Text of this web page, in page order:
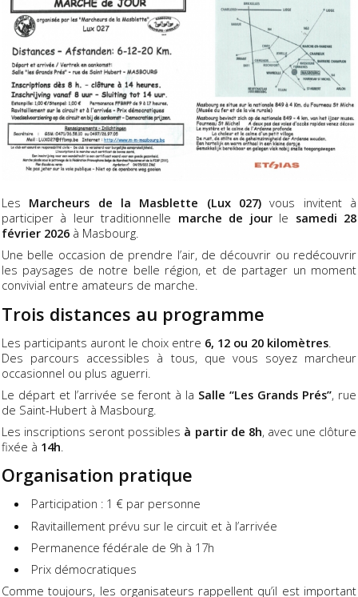
Les Marcheurs de la Masblette (Lux 027) vous invitent à
participer à leur traditionnelle marche de jourle samedi 28
février 2026 à Masbourg.
Une belle occasion de prendre l’air, de découvrir ou redécouvrir
les paysages de notre belle région, et de partager un moment
convivial entre amateurs de marche.
Trois distances au programme
Les participants auront le choix entre 6, 12 ou 20 kilomètres
Des parcours accessibles à tous, que vous soyez marcheur
occasionnel ou plus aguerri.
Le départ et l’arrivée se feront à la Salle “Les Grands Prés”, rue
de Saint-Hubert à Masbourg.
Les inscriptions seront possibles à partir de 8h, avec une clôture
fixée à 14h.
Organisation pratique
Participation : 1 € par personne
Ravitaillement prévu sur le circuit et à l’arrivée
Permanence fédérale de 9h à 17h
Prix démocratiques
Comme toujours, les organisateurs rappellent qu’il est important